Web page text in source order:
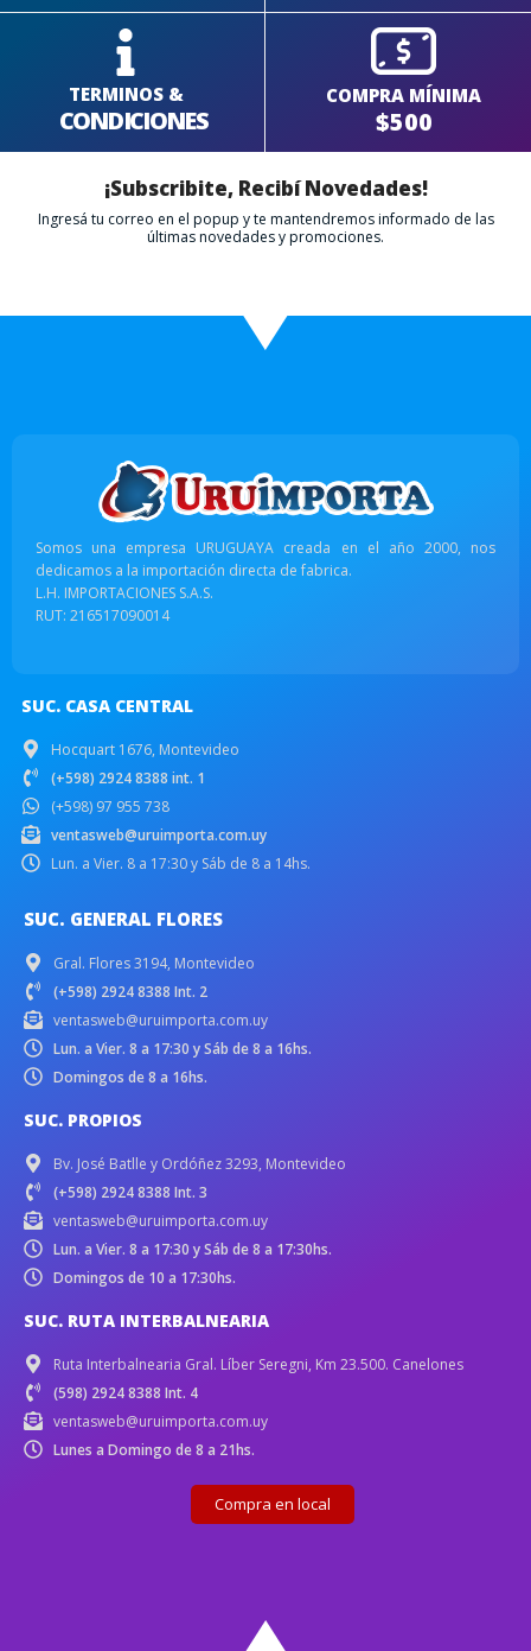
TERMINOS &
CONDICIONES
COMPRA MÍNIMA
$500
¡Subscribite, Recibí Novedades!
Ingresá tu correo en el popup y te mantendremos informado de las
últimas novedades y promociones.
Somos una empresa URUGUAYA creada en el año 2000, nos
dedicamos a la importación directa de fabrica.
L.H. IMPORTACIONES S.A.S.
RUT: 216517090014
SUC. CASA CENTRAL
Hocquart 1676, Montevideo
(+598) 2924 8388 int. 1
(+598) 97 955 738
ventasweb@uruimporta.com.uy
Lun. a Vier. 8 a 17:30 y Sáb de 8 a 14hs.
SUC. GENERAL FLORES
Gral. Flores 3194, Montevideo
(+598) 2924 8388 Int. 2
ventasweb@uruimporta.com.uy
Lun. a Vier. 8 a 17:30 y Sáb de 8 a 16hs.
Domingos de 8 a 16hs.
SUC. PROPIOS
Bv. José Batlle y Ordóñez 3293, Montevideo
(+598) 2924 8388 Int. 3
ventasweb@uruimporta.com.uy
Lun. a Vier. 8 a 17:30 y Sáb de 8 a 17:30hs.
Domingos de 10 a 17:30hs.
SUC. RUTA INTERBALNEARIA
Ruta Interbalnearia Gral. Líber Seregni, Km 23.500. Canelones
(598) 2924 8388 Int. 4
ventasweb@uruimporta.com.uy
Lunes a Domingo de 8 a 21hs.
Compra en local